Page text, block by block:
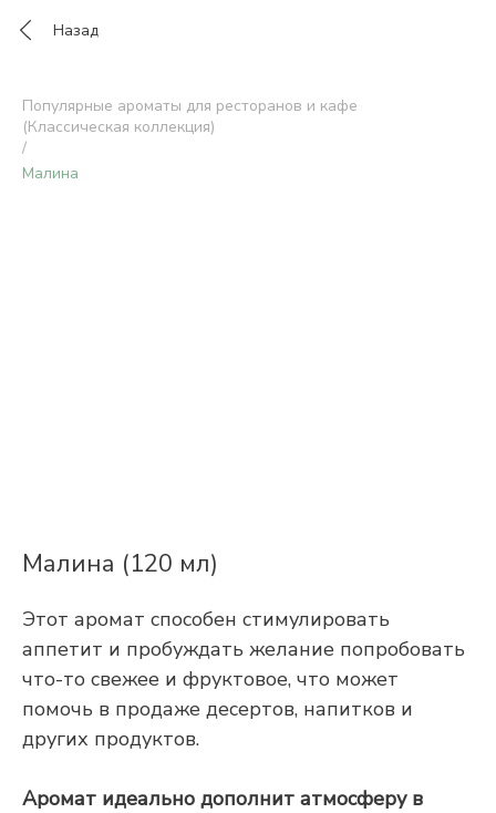
Назад
Популярные ароматы для ресторанов и кафе
(Классическая коллекция)
/
Малина
Малина (120 мл)
Этот аромат способен стимулировать
аппетит и пробуждать желание попробовать
что-то свежее и фруктовое, что может
помочь в продаже десертов, напитков и
других продуктов.
Аромат идеально дополнит атмосферу в